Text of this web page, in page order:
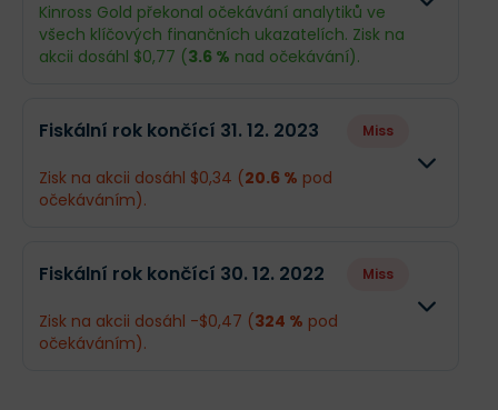
Kinross Gold překonal očekávání analytiků ve
všech klíčových finančních ukazatelích. Zisk na
akcii dosáhl $0,77 (3.6 % nad očekávání).
$5,15 mld.
Příjmy
Co se stalo a co očekávat dál
Fiskální rok končící 31. 12. 2023 Miss
Zisk na akcii dosáhl $0,34 (20.6 % pod
očekáváním).
$4,24 mld.
Příjmy
Fiskální rok končící 30. 12. 2022 Miss
Zisk na akcii dosáhl -$0,47 (324 % pod
očekáváním).